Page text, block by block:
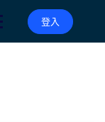
登入